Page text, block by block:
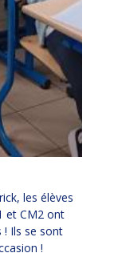
les élèves
et CM2 ont
! Ils se sont
!